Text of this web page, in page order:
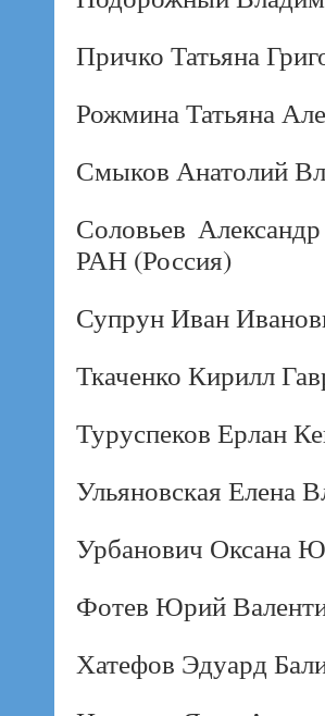
Причко Татьяна
Рожмина Татьяна
Смыков Анатолий
Соловьев
РАН (Россия)
Супрун Иван
Ткаченко Кирилл
Туруспеков Ерлан
Ульяновская Елена
Урбанович Оксана
Фотев Юрий
Хатефов Эдуард